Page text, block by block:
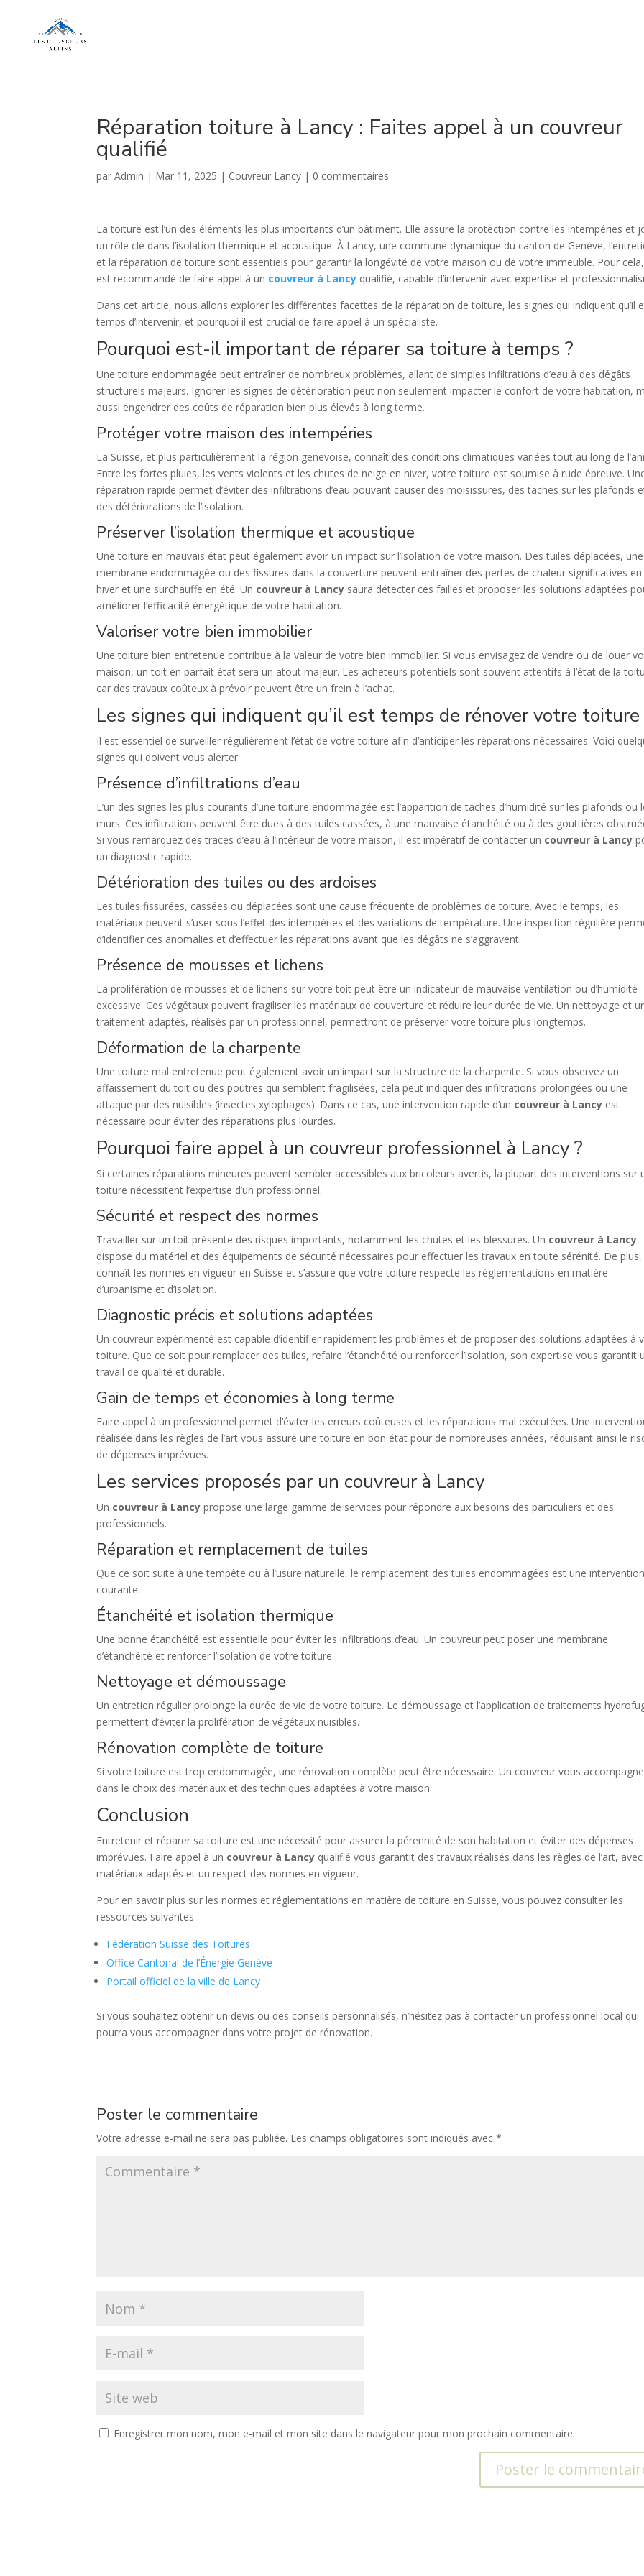
Réparation toiture à Lancy : Faites appel à un couvreur
qualifié
parAdmin | Mar 11, 2025 | Couvreur Lancy | 0 commentaires
La toiture est l’un des éléments les plus importants d’un bâtiment. Elle assure la protection contre les intempéries et
un rôle clé dans l’isolation thermique et acoustique. À Lancy, une commune dynamique du canton de Genève,
et la réparation de toiture sont essentiels pour garantir la longévité de votre maison ou de votre immeuble. Pour
est recommandé de faire appel à un couvreur à Lancy qualifié, capable d’intervenir avec expertise et
Dans cet article, nous allons explorer les différentes facettes de la réparation de toiture, les signes qui indiquent qu’il
temps d’intervenir, et pourquoi il est crucial de faire appel à un spécialiste.
Pourquoi est-il important de réparer sa toiture à temps ?
Une toiture endommagée peut entraîner de nombreux problèmes, allant de simples infiltrations d’eau à des dégâts
structurels majeurs. Ignorer les signes de détérioration peut non seulement impacter le confort de votre habitation,
aussi engendrer des coûts de réparation bien plus élevés à long terme.
Protéger votre maison des intempéries
La Suisse, et plus particulièrement la région genevoise, connaît des conditions climatiques variées tout au long de
Entre les fortes pluies, les vents violents et les chutes de neige en hiver, votre toiture est soumise à rude épreuve.
réparation rapide permet d’éviter des infiltrations d’eau pouvant causer des moisissures, des taches sur les plafonds
des détériorations de l’isolation.
Préserver l’isolation thermique et acoustique
Une toiture en mauvais état peut également avoir un impact sur l’isolation de votre maison. Des tuiles déplacées, une
membrane endommagée ou des fissures dans la couverture peuvent entraîner des pertes de chaleur significatives en
hiver et une surchauffe en été. Un couvreur à Lancy saura détecter ces failles et proposer les solutions adaptées
améliorer l’efficacité énergétique de votre habitation.
Valoriser votre bien immobilier
Une toiture bien entretenue contribue à la valeur de votre bien immobilier. Si vous envisagez de vendre ou de louer
maison, un toit en parfait état sera un atout majeur. Les acheteurs potentiels sont souvent attentifs à l’état de la
car des travaux coûteux à prévoir peuvent être un frein à l’achat.
Les signes qui indiquent qu’il est temps de rénover votre toiture
Il est essentiel de surveiller régulièrement l’état de votre toiture afin d’anticiper les réparations nécessaires. Voici
signes qui doivent vous alerter.
Présence d’infiltrations d’eau
L’un des signes les plus courants d’une toiture endommagée est l’apparition de taches d’humidité sur les plafonds ou
murs. Ces infiltrations peuvent être dues à des tuiles cassées, à une mauvaise étanchéité ou à des gouttières
Si vous remarquez des traces d’eau à l’intérieur de votre maison, il est impératif de contacter un couvreur à Lancy
un diagnostic rapide.
Détérioration des tuiles ou des ardoises
Les tuiles fissurées, cassées ou déplacées sont une cause fréquente de problèmes de toiture. Avec le temps, les
matériaux peuvent s’user sous l’effet des intempéries et des variations de température. Une inspection régulière
d’identifier ces anomalies et d’effectuer les réparations avant que les dégâts ne s’aggravent.
Présence de mousses et lichens
La prolifération de mousses et de lichens sur votre toit peut être un indicateur de mauvaise ventilation ou d’humidité
excessive. Ces végétaux peuvent fragiliser les matériaux de couverture et réduire leur durée de vie. Un nettoyage et
traitement adaptés, réalisés par un professionnel, permettront de préserver votre toiture plus longtemps.
Déformation de la charpente
Une toiture mal entretenue peut également avoir un impact sur la structure de la charpente. Si vous observez un
affaissement du toit ou des poutres qui semblent fragilisées, cela peut indiquer des infiltrations prolongées ou une
attaque par des nuisibles (insectes xylophages). Dans ce cas, une intervention rapide d’un couvreur à Lancy est
nécessaire pour éviter des réparations plus lourdes.
Pourquoi faire appel à un couvreur professionnel à Lancy ?
Si certaines réparations mineures peuvent sembler accessibles aux bricoleurs avertis, la plupart des interventions sur
toiture nécessitent l’expertise d’un professionnel.
Sécurité et respect des normes
Travailler sur un toit présente des risques importants, notamment les chutes et les blessures. Un couvreur à Lancy
dispose du matériel et des équipements de sécurité nécessaires pour effectuer les travaux en toute sérénité. De plus,
connaît les normes en vigueur en Suisse et s’assure que votre toiture respecte les réglementations en matière
d’urbanisme et d’isolation.
Diagnostic précis et solutions adaptées
Un couvreur expérimenté est capable d’identifier rapidement les problèmes et de proposer des solutions adaptées à
toiture. Que ce soit pour remplacer des tuiles, refaire l’étanchéité ou renforcer l’isolation, son expertise vous garantit
travail de qualité et durable.
Gain de temps et économies à long terme
Faire appel à un professionnel permet d’éviter les erreurs coûteuses et les réparations mal exécutées. Une
réalisée dans les règles de l’art vous assure une toiture en bon état pour de nombreuses années, réduisant ainsi le
de dépenses imprévues.
Les services proposés par un couvreur à Lancy
Un couvreur à Lancy propose une large gamme de services pour répondre aux besoins des particuliers et des
professionnels.
Réparation et remplacement de tuiles
Que ce soit suite à une tempête ou à l’usure naturelle, le remplacement des tuiles endommagées est une intervention
courante.
Étanchéité et isolation thermique
Une bonne étanchéité est essentielle pour éviter les infiltrations d’eau. Un couvreur peut poser une membrane
d’étanchéité et renforcer l’isolation de votre toiture.
Nettoyage et démoussage
Un entretien régulier prolonge la durée de vie de votre toiture. Le démoussage et l’application de traitements
permettent d’éviter la prolifération de végétaux nuisibles.
Rénovation complète de toiture
Si votre toiture est trop endommagée, une rénovation complète peut être nécessaire. Un couvreur vous
dans le choix des matériaux et des techniques adaptées à votre maison.
Conclusion
Entretenir et réparer sa toiture est une nécessité pour assurer la pérennité de son habitation et éviter des dépenses
imprévues. Faire appel à un couvreur à Lancy qualifié vous garantit des travaux réalisés dans les règles de l’art,
matériaux adaptés et un respect des normes en vigueur.
Pour en savoir plus sur les normes et réglementations en matière de toiture en Suisse, vous pouvez consulter les
ressources suivantes :
Fédération Suisse des Toitures
Office Cantonal de l’Énergie Genève
Portail officiel de la ville de Lancy
Si vous souhaitez obtenir un devis ou des conseils personnalisés, n’hésitez pas à contacter un professionnel local qui
pourra vous accompagner dans votre projet de rénovation.
Poster le commentaire
Votre adresse e-mail ne sera pas publiée. Les champs obligatoires sont indiqués avec*
Enregistrer mon nom, mon e-mail et mon site dans le navigateur pour mon prochain commentaire.